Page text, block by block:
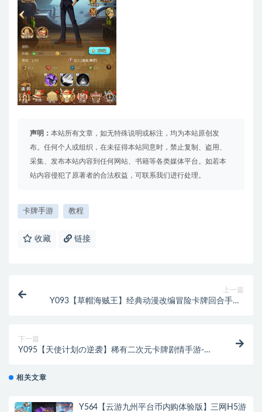
声明： 本站所有文章，如无特殊说明或标注，均为本站原创发
布。任何个人或组织，在未征得本站同意时，禁止复制、盗用、
采集、发布本站内容到任何网站、书籍等各类媒体平台。如若本
站内容侵犯了原著者的合法权益，可联系我们进行处理。
卡牌手游 教程
收藏 链接
上一篇
Y093【草帽海贼王】经典动漫改编冒险卡牌回合手游-
下一篇
Y095【天使计划の逆袭】稀有二次元卡牌剧情手游-
相关文章
Y564【云游九州平台币内购体验版】三网H5游